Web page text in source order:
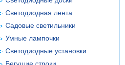
Светодиодная лента
Садовые светильники
Умные лампочки
Светодиодные установки